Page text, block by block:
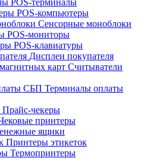
POS-компьютеры
Сенсорные моноблоки
POS-мониторы
POS-клавиатуры
Дисплеи покупателя
Считыватели
Терминалы оплаты
Прайс-чекеры
принтеры
ящики
Принтеры этикеток
Термопринтеры